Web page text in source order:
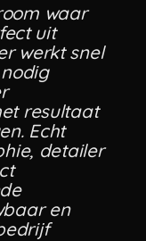
waar
uit
werkt snel
resultaat
Echt
detailer
en